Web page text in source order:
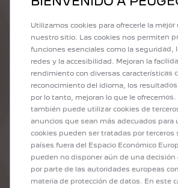
DESCUBRÍ LA PARTNER
LAS VENTAJAS DE
CONDUCCIÓN
ELÉCTRICA
LOS 5 "CEROS", COMODIDAD DE
RODADURA
Utilizamos cookies para ofrecerle la mejor
nuestro sitio. Las cookies nos permiten
funciones esenciales como la seguridad,
redes y la accesibilidad. Mejoran la
rendimiento con diversas características
reconocimiento del idioma, los
por lo tanto, mejoran lo que le
también puede utilizar cookies de
anuncios que sean más adecuados para
cookies pueden ser tratadas por terceros
países fuera del Espacio Económico
pueden no disponer aún de una decisión
por parte de las autoridades europeas
materia de protección de datos. En este